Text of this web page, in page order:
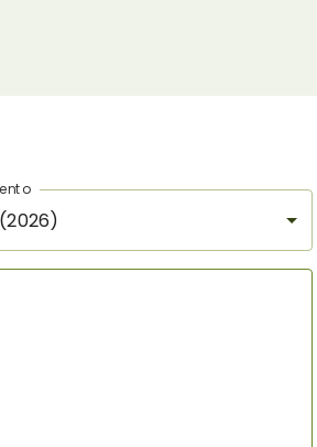
(2026)